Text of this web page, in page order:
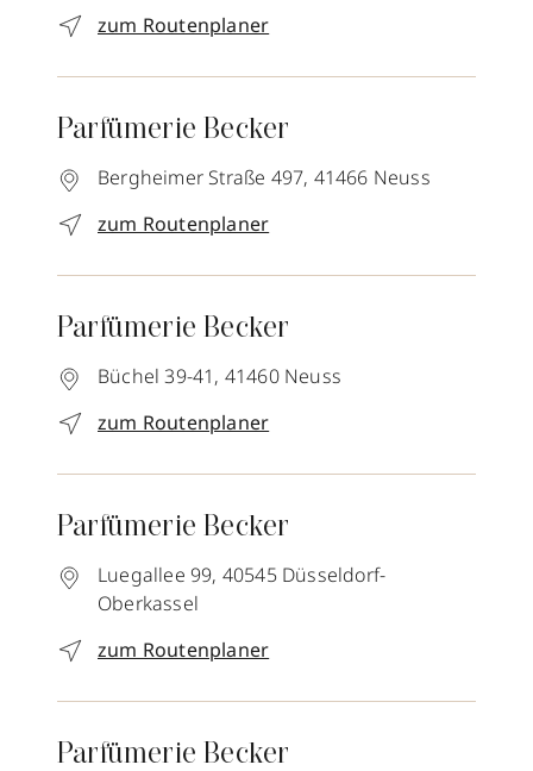
zum Routenplaner
Parfümerie Becker
Bergheimer Straße 497, 41466 Neuss
zum Routenplaner
Parfümerie Becker
Büchel 39-41, 41460 Neuss
zum Routenplaner
Parfümerie Becker
Luegallee 99, 40545 Düsseldorf-
Oberkassel
zum Routenplaner
Parfümerie Becker